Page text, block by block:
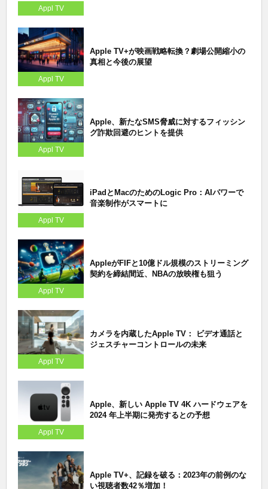
Appl TV
Appl TV
Apple TV+が映画戦略転換？劇場公開縮小の
真相と今後の展望
Appl TV
Apple、新たなSMS脅威に対するフィッシン
グ詐欺回避のヒントを提供
Appl TV
iPadとMacのためのLogic Pro：AIパワーで
音楽制作がスマートに
Appl TV
AppleがFIFと10億ドル規模のストリーミング
契約を締結間近、NBAの放映権も狙う
Appl TV
カメラを内蔵したApple TV： ビデオ通話と
ジェスチャーコントロールの未来
Appl TV
Apple、新しい Apple TV 4K ハードウェアを
2024 年上半期に発売するとの予想
Apple TV+、記録を破る：2023年の前例のな
い視聴者数42％増加！